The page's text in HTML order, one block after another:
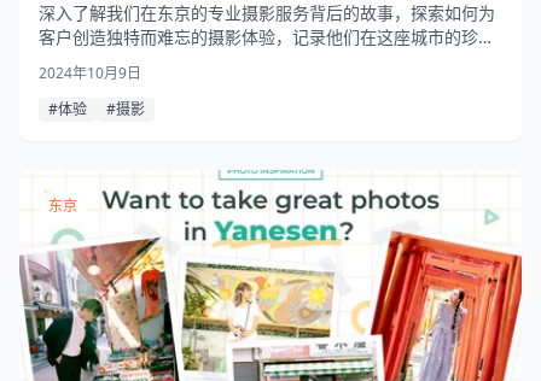
深入了解我们在东京的专业摄影服务背后的故事，探索如何为
客户创造独特而难忘的摄影体验，记录他们在这座城市的珍贵
时刻。
2024年10月9日
#体验
#摄影
东京